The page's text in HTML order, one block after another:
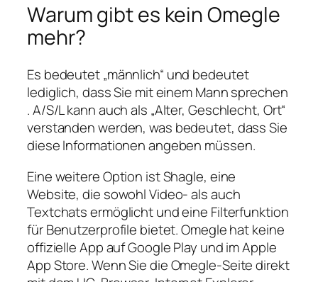
Warum gibt es kein Omegle
mehr?
Es bedeutet „männlich“ und bedeutet
lediglich, dass Sie mit einem Mann sprechen
. A/S/L kann auch als „Alter, Geschlecht, Ort“
verstanden werden, was bedeutet, dass Sie
diese Informationen angeben müssen.
Eine weitere Option ist Shagle, eine
Website, die sowohl Video- als auch
Textchats ermöglicht und eine Filterfunktion
für Benutzerprofile bietet. Omegle hat keine
offizielle App auf Google Play und im Apple
App Store. Wenn Sie die Omegle-Seite direkt